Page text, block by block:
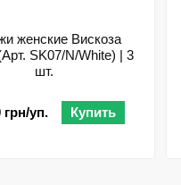
женские Вискоза
SK07/N/White) | 3
шт.
грн/уп. Купить